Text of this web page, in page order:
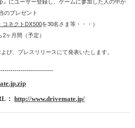
ユーザー登録し、ゲームに参加した人の中か
のプレゼント
コネクトDX500を30名さま等・・・）
月間（予定）
び、プレスリリースにて発表いたします。
：http://www.drivemate.jp/